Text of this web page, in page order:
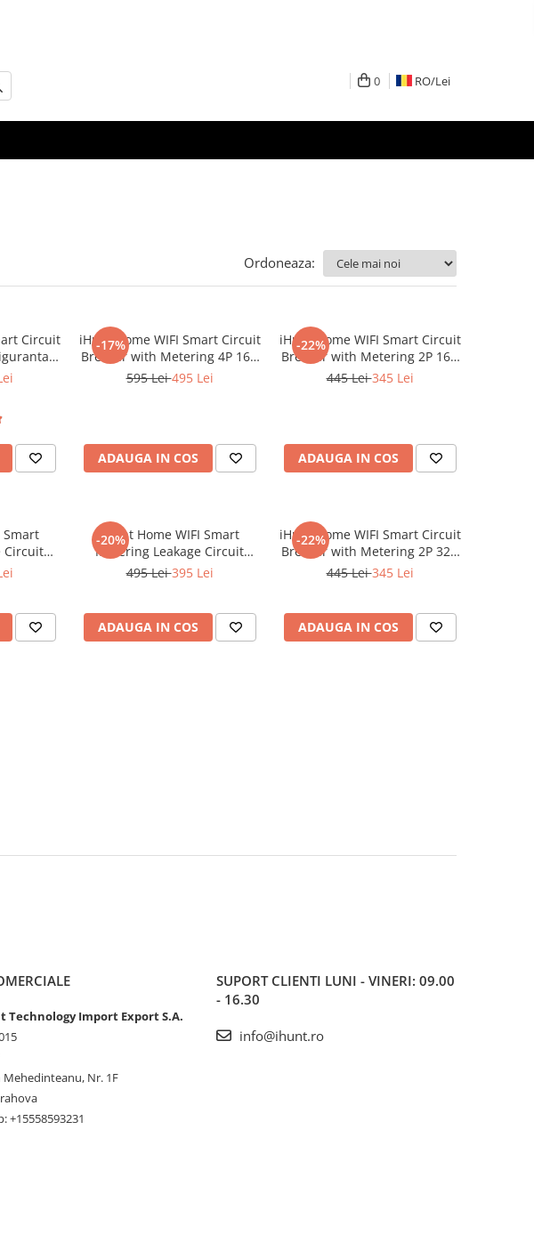
0 RO/Lei
Ordoneaza:
Circuit
-17%
iHunt Home WIFI Smart Circuit
Breaker with Metering 4P 16A
- Siguranta automata
595 Lei495 Lei
ADAUGA IN COS
-22%
iHunt Home WIFI Smart Circuit
Breaker with Metering 2P 16A
- Siguranta automata
445 Lei345 Lei
ADAUGA IN COS
Smart
Circuit
-20%
iHunt Home WIFI Smart
Metering Leakage Circuit
Breaker 2P 32A - Siguranta
495 Lei395 Lei
ADAUGA IN COS
-22%
iHunt Home WIFI Smart Circuit
Breaker with Metering 2P 32A
- Siguranta automata
445 Lei345 Lei
ADAUGA IN COS
Technology Import Export S.A.
Mehedinteanu, Nr. 1F
+15558593231
SUPORT CLIENTI LUNI - VINERI: 09.00
- 16.30
info@ihunt.ro